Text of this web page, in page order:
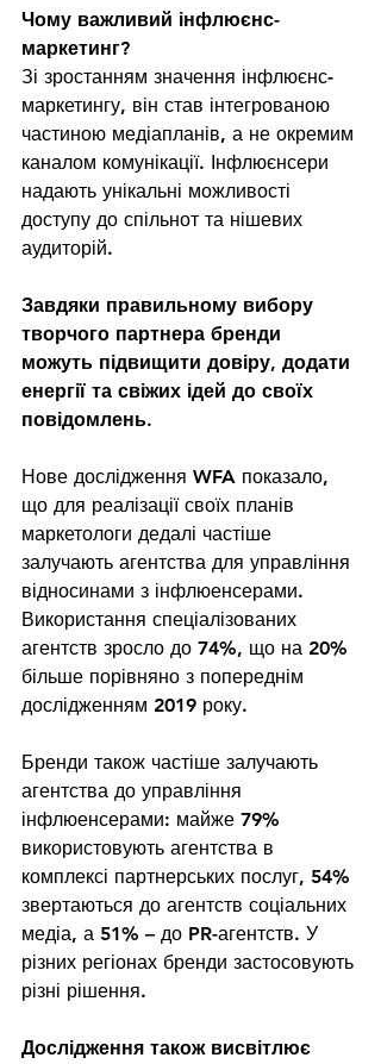
Чому важливий інфлюєнс-
маркетинг?
Зі зростанням значення інфлюєнс-
маркетингу, він став інтегрованою
частиною медіапланів, а не окремим
каналом комунікації. Інфлюєнсери
надають унікальні можливості
доступу до спільнот та нішевих
аудиторій.
Завдяки правильному вибору
творчого партнера бренди
можуть підвищити довіру, додати
енергії та свіжих ідей до своїх
повідомлень.
Нове дослідження WFA показало,
що для реалізації своїх планів
маркетологи дедалі частіше
залучають агентства для управління
відносинами з інфлюенсерами.
Використання спеціалізованих
агентств зросло до 74%, що на 20%
більше порівняно з попереднім
дослідженням 2019 року.
Бренди також частіше залучають
агентства до управління
інфлюенсерами: майже 79%
використовують агентства в
комплексі партнерських послуг, 54%
звертаються до агентств соціальних
медіа, а 51% – до PR-агентств. У
різних регіонах бренди застосовують
різні рішення.
Дослідження також висвітлює